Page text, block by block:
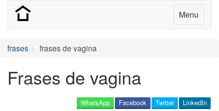
Menu
frases frases de vagina
Frases de vagina
LinkedIn
Twitter
Facebook
WhatsApp